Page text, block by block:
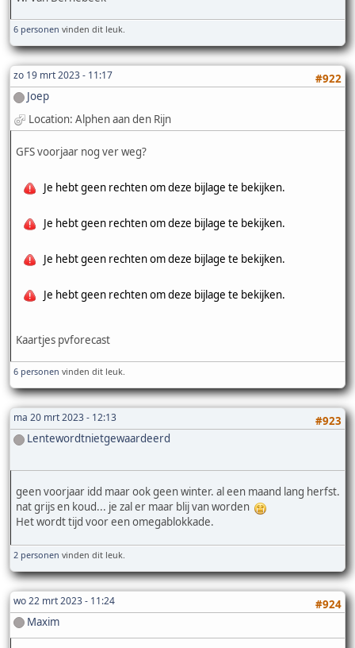
6 personen vinden dit leuk.
zo 19 mrt 2023 - 11:17
#922
Joep
Location: Alphen aan den Rijn
GFS voorjaar nog ver weg?
Je hebt geen rechten om deze bijlage te bekijken.
Je hebt geen rechten om deze bijlage te bekijken.
Je hebt geen rechten om deze bijlage te bekijken.
Je hebt geen rechten om deze bijlage te bekijken.
Kaartjes pvforecast
6 personen vinden dit leuk.
ma 20 mrt 2023 - 12:13
#923
Lentewordtnietgewaardeerd
geen voorjaar idd maar ook geen winter. al een maand lang herfst.
nat grijs en koud... je zal er maar blij van worden
Het wordt tijd voor een omegablokkade.
2 personen vinden dit leuk.
wo 22 mrt 2023 - 11:24
#924
Maxim